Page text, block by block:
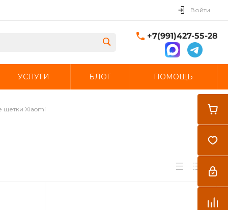
Войти
+7(991)427-55-28
УСЛУГИ БЛОГ ПОМОЩЬ
щетки Xiaomi